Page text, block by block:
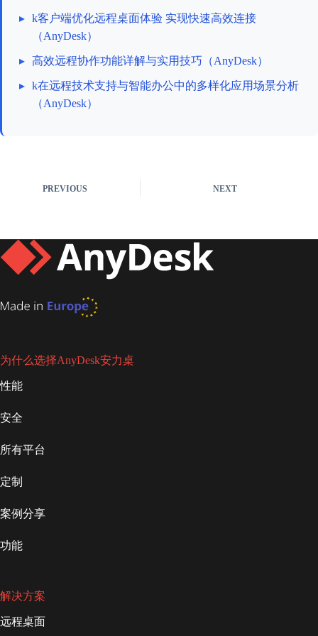
▸ k客户端优化远程桌面体验 实现快速高效连接
（AnyDesk）
▸ 高效远程协作功能详解与实用技巧（AnyDesk）
▸ k在远程技术支持与智能办公中的多样化应用场景分析
（AnyDesk）
PREVIOUS NEXT
为什么选择AnyDesk安力桌
性能
安全
所有平台
定制
案例分享
功能
解决方案
远程桌面